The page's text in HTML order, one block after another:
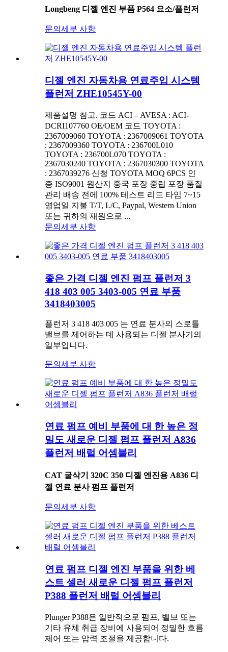
Longbeng 디젤 엔진 부품 P564 요소/플런저
문의 세부 사항
디젤 엔진 자동차용 연료주입 시스템
플런저 ZHE10545Y-00
제품설명 참고. 코드 ACI – AVESA : ACI-
DCRI107760 OE/OEM 코드 TOYOTA :
2367009060 TOYOTA : 2367009061 TOYOTA
: 2367009360 TOYOTA : 236700L010
TOYOTA : 236700L070 TOYOTA :
2367030240 TOYOTA : 2367030300 TOYOTA
: 2367039276 신청 TOYOTA MOQ 6PCS 인
증 ISO9001 원산지 중국 포장 중립 포장 품질
관리 배송 전에 100% 테스트 리드 타임 7~15
영업일 지불 T/T, L/C, Paypal, Western Union
또는 귀하의 재원으로 ...
문의 세부 사항
좋은 가격 디젤 엔진 펌프 플런저 3
418 403 005 3403-005 연료 부품
3418403005
플런저 3 418 403 005 는 연료 분사의 스로틀
밸브를 제어하는 ​​데 사용되는 디젤 분사기의
일부입니다.
문의 세부 사항
연료 펌프 예비 부품에 대 한 높은 정
밀도 새로운 디젤 펌프 플런저 A836
플런저 배럴 어셈블리
CAT 굴삭기 320C 350 디젤 엔진용 A836 디
젤 연료 분사 펌프 플런저
문의 세부 사항
연료 펌프 디젤 엔진 부품을 위한 베
스트 셀러 새로운 디젤 펌프 플런저
P388 플런저 배럴 어셈블리
Plunger P388은 일반적으로 펌프, 밸브 또는
기타 유체 취급 장비에 사용되어 정밀한 흐름
제어 또는 압력 조절을 제공합니다.